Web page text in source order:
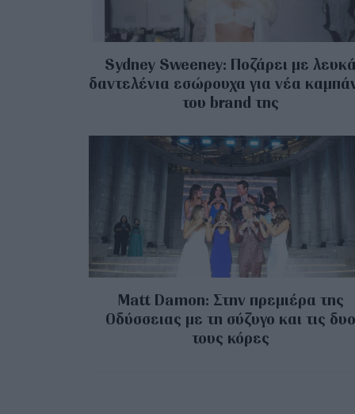
Sydney Sweeney: Ποζάρει με λευκά
δαντελένια εσώρουχα για νέα
του brand της
Matt Damon: Στην πρεμιέρα της
Οδύσσειας με τη σύζυγο και τις δυο
τους κόρες